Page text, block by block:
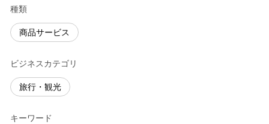
種類
商品サービス
ビジネスカテゴリ
旅行・観光
キーワード